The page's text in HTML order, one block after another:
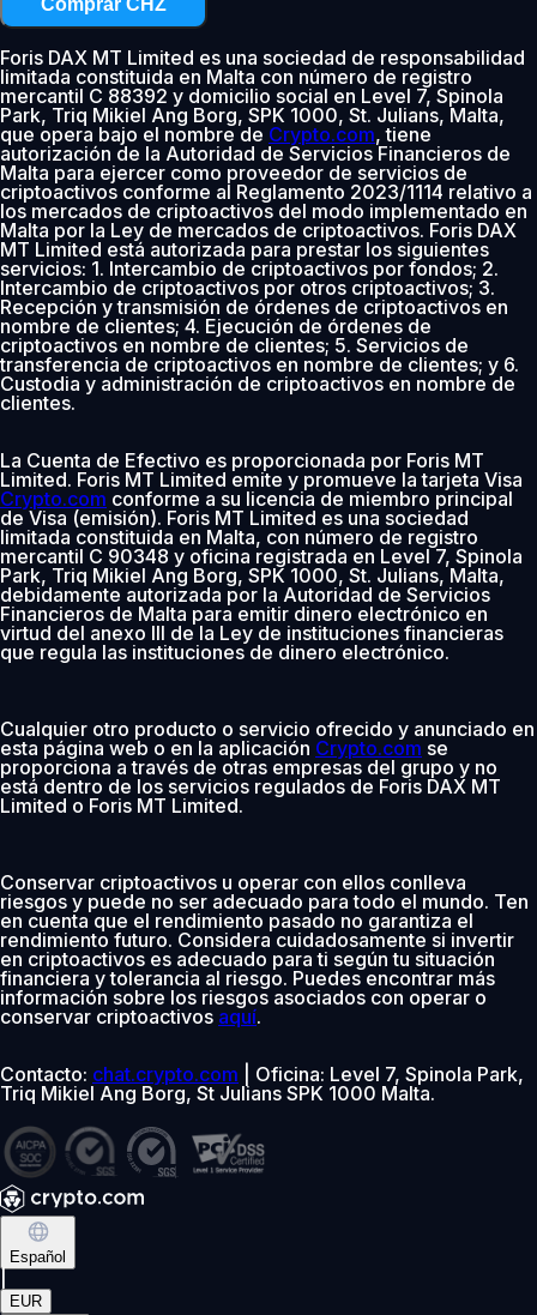
Foris DAX MT Limited es una sociedad de responsabilidad
limitada constituida en Malta con número de registro
mercantil C 88392 y domicilio social en Level 7, Spinola
Park, Triq Mikiel Ang Borg, SPK 1000, St. Julians, Malta,
que opera bajo el nombre de Crypto.com, tiene
autorización de la Autoridad de Servicios Financieros de
Malta para ejercer como proveedor de servicios de
criptoactivos conforme al Reglamento 2023/1114 relativo a
los mercados de criptoactivos del modo implementado en
Malta por la Ley de mercados de criptoactivos. Foris DAX
MT Limited está autorizada para prestar los siguientes
servicios: 1. Intercambio de criptoactivos por fondos; 2.
Intercambio de criptoactivos por otros criptoactivos; 3.
Recepción y transmisión de órdenes de criptoactivos en
nombre de clientes; 4. Ejecución de órdenes de
criptoactivos en nombre de clientes; 5. Servicios de
transferencia de criptoactivos en nombre de clientes; y 6.
Custodia y administración de criptoactivos en nombre de
clientes.
La Cuenta de Efectivo es proporcionada por Foris MT
Limited. Foris MT Limited emite y promueve la tarjeta Visa
Crypto.com conforme a su licencia de miembro principal
de Visa (emisión). Foris MT Limited es una sociedad
limitada constituida en Malta, con número de registro
mercantil C 90348 y oficina registrada en Level 7, Spinola
Park, Triq Mikiel Ang Borg, SPK 1000, St. Julians, Malta,
debidamente autorizada por la Autoridad de Servicios
Financieros de Malta para emitir dinero electrónico en
virtud del anexo III de la Ley de instituciones financieras
que regula las instituciones de dinero electrónico.
Cualquier otro producto o servicio ofrecido y anunciado en
esta página web o en la aplicación Crypto.com se
proporciona a través de otras empresas del grupo y no
está dentro de los servicios regulados de Foris DAX MT
Limited o Foris MT Limited.
Conservar criptoactivos u operar con ellos conlleva
riesgos y puede no ser adecuado para todo el mundo. Ten
en cuenta que el rendimiento pasado no garantiza el
rendimiento futuro. Considera cuidadosamente si invertir
en criptoactivos es adecuado para ti según tu situación
financiera y tolerancia al riesgo. Puedes encontrar más
información sobre los riesgos asociados con operar o
conservar criptoactivos aquí.
Contacto: chat.crypto.com | Oficina: Level 7, Spinola Park,
Triq Mikiel Ang Borg, St Julians SPK 1000 Malta.
Español
EUR